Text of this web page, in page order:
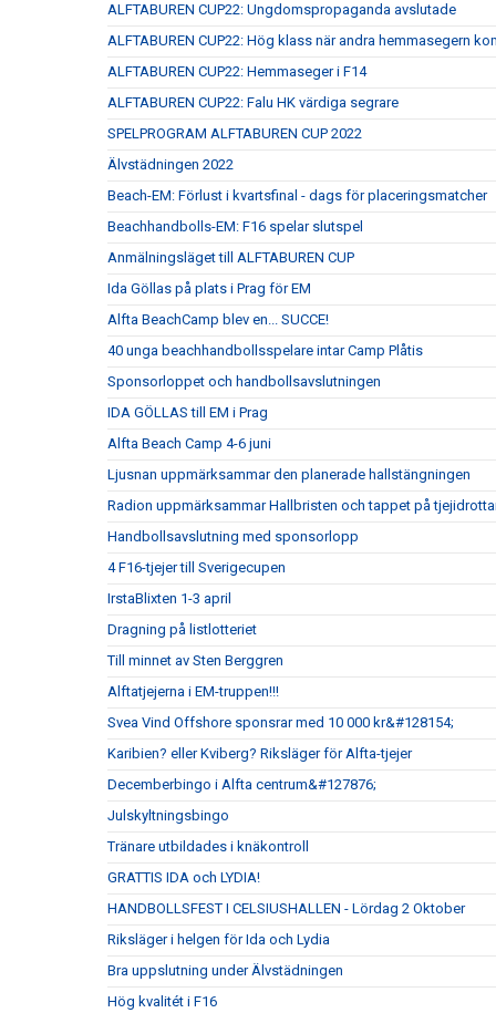
ALFTABUREN CUP22: Ungdomspropaganda avslutade
ALFTABUREN CUP22: Hög klass när andra hemmasegern
ALFTABUREN CUP22: Hemmaseger i F14
ALFTABUREN CUP22: Falu HK värdiga segrare
SPELPROGRAM ALFTABUREN CUP 2022
Älvstädningen 2022
Beach-EM: Förlust i kvartsfinal - dags för placeringsmatcher
Beachhandbolls-EM: F16 spelar slutspel
Anmälningsläget till ALFTABUREN CUP
Ida Göllas på plats i Prag för EM
Alfta BeachCamp blev en... SUCCE!
40 unga beachhandbollsspelare intar Camp Plåtis
Sponsorloppet och handbollsavslutningen
IDA GÖLLAS till EM i Prag
Alfta Beach Camp 4-6 juni
Ljusnan uppmärksammar den planerade hallstängningen
Radion uppmärksammar Hallbristen och tappet på
Handbollsavslutning med sponsorlopp
4 F16-tjejer till Sverigecupen
IrstaBlixten 1-3 april
Dragning på listlotteriet
Till minnet av Sten Berggren
Alftatjejerna i EM-truppen!!!
Svea Vind Offshore sponsrar med 10 000 kr&#128154;
Karibien? eller Kviberg? Riksläger för Alfta-tjejer
Decemberbingo i Alfta centrum&#127876;
Julskyltningsbingo
Tränare utbildades i knäkontroll
GRATTIS IDA och LYDIA!
HANDBOLLSFEST I CELSIUSHALLEN - Lördag 2 Oktober
Riksläger i helgen för Ida och Lydia
Bra uppslutning under Älvstädningen
Hög kvalitét i F16